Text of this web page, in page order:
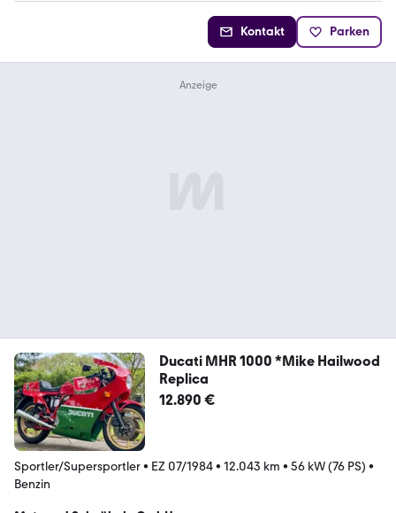
Kontakt Parken
Ducati MHR 1000 *Mike Hailwood
Replica
12.890 €
Sportler/Supersportler• EZ 07/1984• 12.043 km • 56 kW (76 PS) •
Benzin